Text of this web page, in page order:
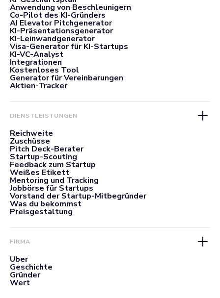
Anwendung von Beschleunigern
Co-Pilot des KI-Gründers
AI Elevator Pitchgenerator
KI-Präsentationsgenerator
KI-Leinwandgenerator
Visa-Generator für KI-Startups
KI-VC-Analyst
Integrationen
Kostenloses Tool
Generator für Vereinbarungen
Aktien-Tracker
DIENSTLEISTUNGEN
Reichweite
Zuschüsse
Pitch Deck-Berater
Startup-Scouting
Feedback zum Startup
Weißes Etikett
Mentoring und Tracking
Jobbörse für Startups
Vorstand der Startup-Mitbegründer
Was du bekommst
Preisgestaltung
FIRMA
Über
Geschichte
Gründer
Wert